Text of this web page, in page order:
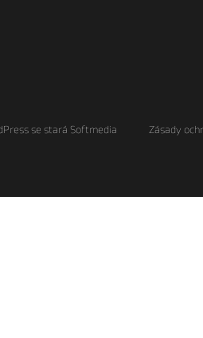
se stará Softmedia Zásady